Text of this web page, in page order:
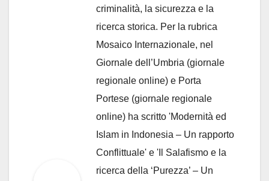
criminalità, la sicurezza e la
ricerca storica. Per la rubrica
Mosaico Internazionale, nel
Giornale dell’Umbria (giornale
regionale online) e Porta
Portese (giornale regionale
online) ha scritto 'Modernità ed
Islam in Indonesia – Un rapporto
Conflittuale' e 'Il Salafismo e la
ricerca della ‘Purezza’ – Un